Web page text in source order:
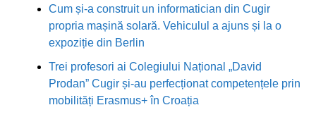
Cum și-a construit un informatician din Cugir
propria mașină solară. Vehiculul a ajuns și la o
expoziție din Berlin
Trei profesori ai Colegiului Național „David
Prodan” Cugir și-au perfecționat competențele prin
mobilități Erasmus+ în Croația